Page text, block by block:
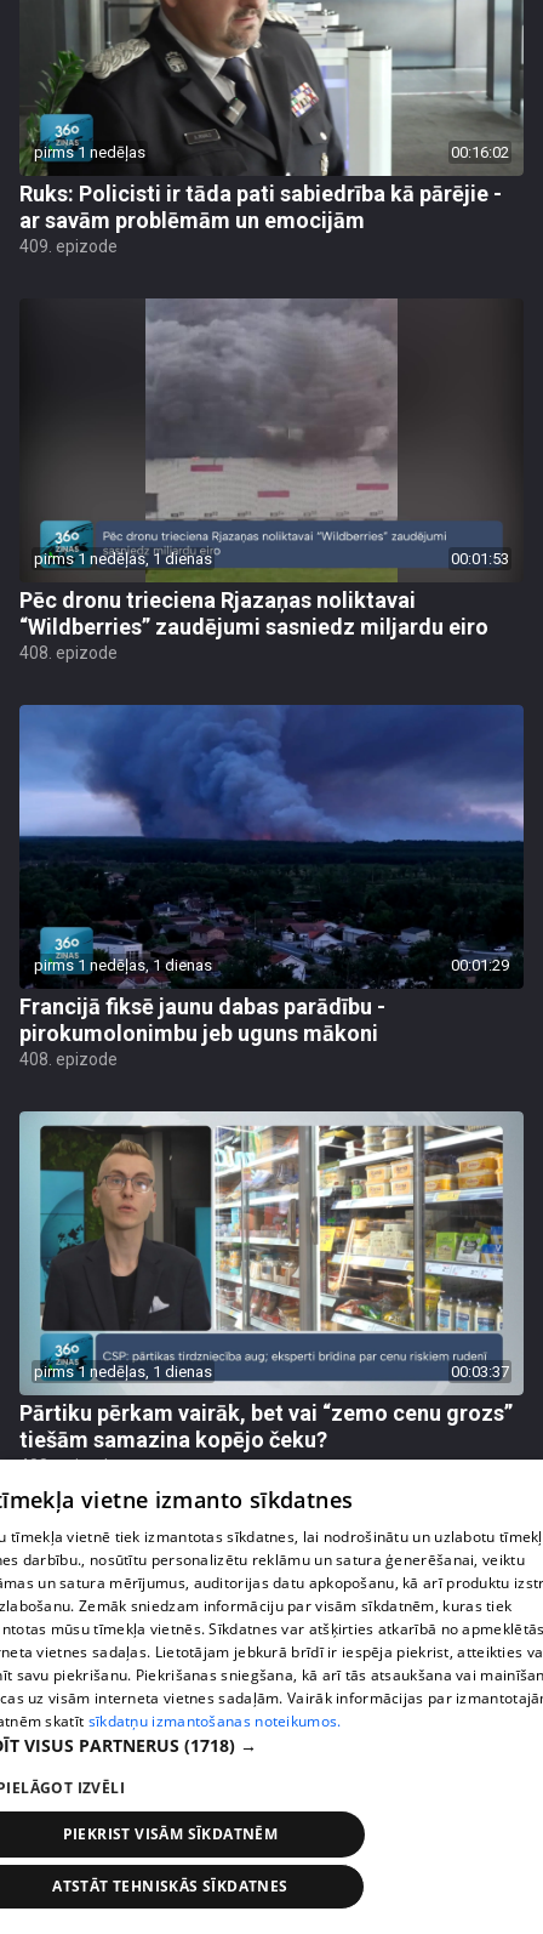
pirms 1 nedēļas 00:16:02
Ruks: Policisti ir tāda pati sabiedrība kā pārējie -
ar savām problēmām un emocijām
409. epizode
pirms 1 nedēļas, 1 dienas 00:01:53
Pēc dronu trieciena Rjazaņas noliktavai
“Wildberries” zaudējumi sasniedz miljardu eiro
408. epizode
pirms 1 nedēļas, 1 dienas 00:01:29
Francijā fiksē jaunu dabas parādību -
pirokumolonimbu jeb uguns mākoni
408. epizode
pirms 1 nedēļas, 1 dienas 00:03:37
Pārtiku pērkam vairāk, bet vai “zemo cenu grozs”
tiešām samazina kopējo čeku?
408. epizode
pirms 1 nedēļas, 1 dienas
Latvijā pirmajā Simulāciju centrā mediķi trenēsies
glābt dzīvības
vietne izmanto sīkdatnes
tīmekļa vietnē tiek izmantotas sīkdatnes, lai nodrošinātu un uzlabotu
darbību., nosūtītu personalizētu reklāmu un satura ģenerēšanai, veiktu
un satura mērījumus, auditorijas datu apkopošanu, kā arī produktu
Zemāk sniedzam informāciju par visām sīkdatnēm, kuras tiek
mūsu tīmekļa vietnēs. Sīkdatnes var atšķirties atkarībā no
vietnes sadaļas. Lietotājam jebkurā brīdī ir iespēja piekrist, atteikties
savu piekrišanu. Piekrišanas sniegšana, kā arī tās atsaukšana vai
uz visām interneta vietnes sadaļām. Vairāk informācijas par
skatīt sīkdatņu izmantošanas noteikumos.
VISUS PARTNERUS (1718) →
IZVĒLI
PIEKRIST VISĀM SĪKDATNĒM
ATSTĀT TEHNISKĀS SĪKDATNES